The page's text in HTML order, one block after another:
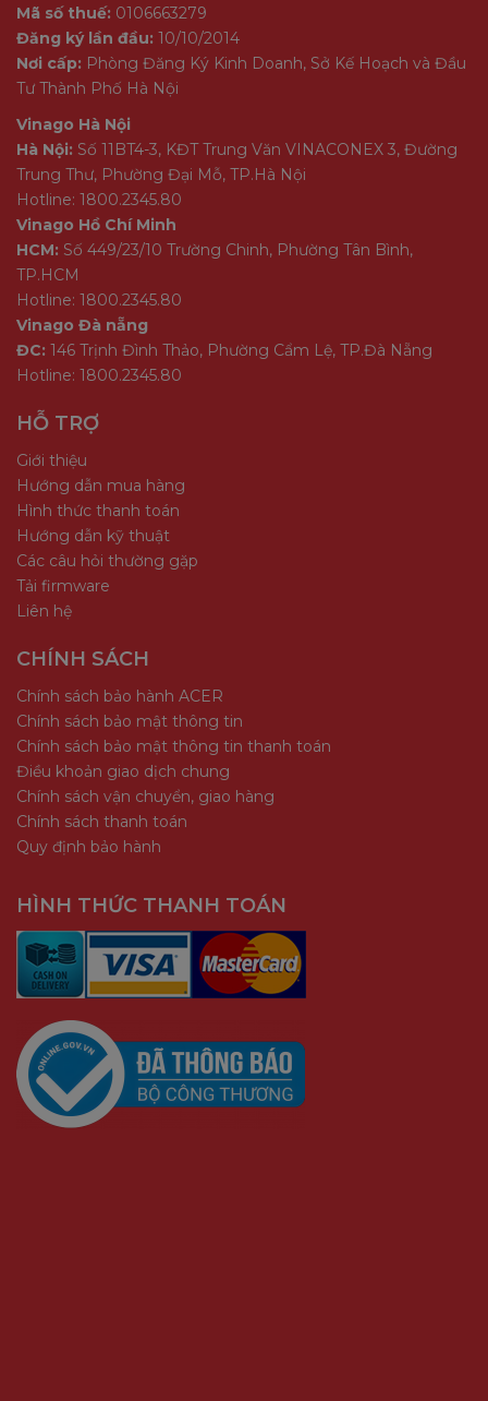
Mã số thuế: 0106663279
Đăng ký lần đầu: 10/10/2014
Nơi cấp: Phòng Đăng Ký Kinh Doanh, Sở Kế Hoạch và Đầu
Tư Thành Phố Hà Nội
Vinago Hà Nội
Hà Nội: Số 11BT4-3, KĐT Trung Văn VINACONEX 3, Đường
Trung Thư, Phường Đại Mỗ, TP.Hà Nội
Hotline: 1800.2345.80
Vinago Hồ Chí Minh
HCM: Số 449/23/10 Trường Chinh, Phường Tân Bình,
TP.HCM
Hotline: 1800.2345.80
Vinago Đà nẵng
ĐC: 146 Trịnh Đình Thảo, Phường Cẩm Lệ, TP.Đà Nẵng
Hotline: 1800.2345.80
HỖ TRỢ
Giới thiệu
Hướng dẫn mua hàng
Hình thức thanh toán
Hướng dẫn kỹ thuật
Các câu hỏi thường gặp
Tải firmware
Liên hệ
CHÍNH SÁCH
Chính sách bảo hành ACER
Chính sách bảo mật thông tin
Chính sách bảo mật thông tin thanh toán
Điều khoản giao dịch chung
Chính sách vận chuyển, giao hàng
Chính sách thanh toán
Quy định bảo hành
HÌNH THỨC THANH TOÁN